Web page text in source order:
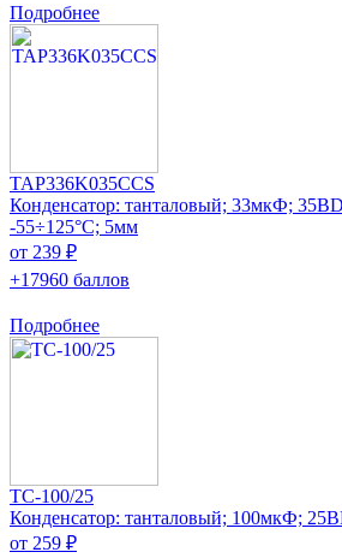
Подробнее
TAP336K035CCS
Конденсатор: танталовый; 33мкФ;
-55÷125°C; 5мм
от 239 ₽
+17960 баллов
Подробнее
TC-100/25
Конденсатор: танталовый; 100мкФ;
от 259 ₽